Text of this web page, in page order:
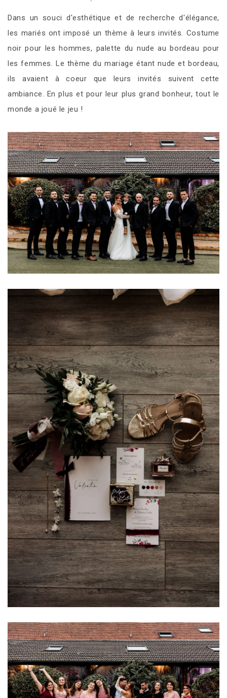
Dans un souci d'esthétique et de recherche d'élégance,
les mariés ont imposé un thème à leurs invités. Costume
noir pour les hommes, palette du nude au bordeau pour
les femmes. Le thème du mariage étant nude et bordeau,
ils avaient à coeur que leurs invités suivent cette
ambiance. En plus et pour leur plus grand bonheur, tout le
monde a joué le jeu !